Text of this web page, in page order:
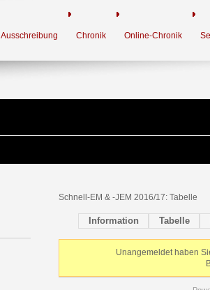
Ausschreibung Chronik Online-Chronik
Schnell-EM & -JEM 2016/17: Tabelle
Information Tabelle
Unangemeldet haben